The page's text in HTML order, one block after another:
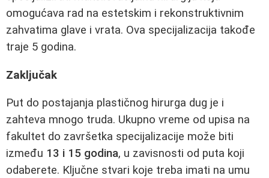
omogućava rad na estetskim i rekonstruktivnim
zahvatima glave i vrata. Ova specijalizacija takođe
traje 5 godina.
Zaključak
Put do postajanja plastičnog hirurga dug je i
zahteva mnogo truda. Ukupno vreme od upisa na
fakultet do završetka specijalizacije može biti
između 13 i 15 godina, u zavisnosti od puta koji
odaberete. Ključne stvari koje treba imati na umu